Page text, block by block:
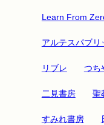
Learn From
アルテスパブリ
リブレ つち
二見書房 聖
すみれ書房